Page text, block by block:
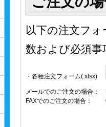
以下の注文フ
数および必須
・各種注文フォーム(.xlsx)
メールでのご注文の場合：
FAXでのご注文の場合：